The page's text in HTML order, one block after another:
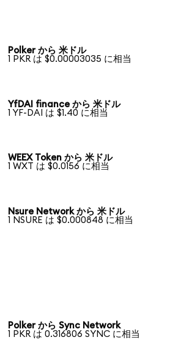
Polker から 米ドル
1 PKR は $0.00003035 に相当
YfDAI finance から 米ドル
1 YF-DAI は $1.40 に相当
WEEX Token から 米ドル
1 WXT は $0.0156 に相当
Nsure Network から 米ドル
1 NSURE は $0.000848 に相当
Polker から Sync Network
1 PKR は 0.316806 SYNC に相当